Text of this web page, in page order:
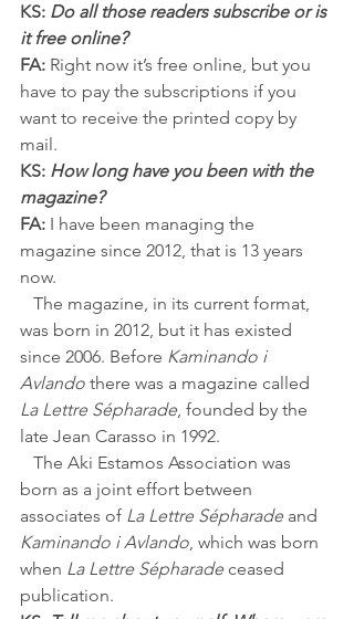
KS: Do all those readers subscribe or is
it free online?
FA: Right now it’s free online, but you
have to pay the subscriptions if you
want to receive the printed copy by
mail.
KS: How long have you been with the
magazine?
FA: I have been managing the
magazine since 2012, that is 13 years
now.
was born in 2012, but it has existed
since 2006. Before Kaminando i
Avlando there was a magazine called
La Lettre Sépharade, founded by the
late Jean Carasso in 1992.
born as a joint effort between
associates of La Lettre Sépharade and
Kaminando i Avlando, which was born
when La Lettre Sépharade ceased
publication.